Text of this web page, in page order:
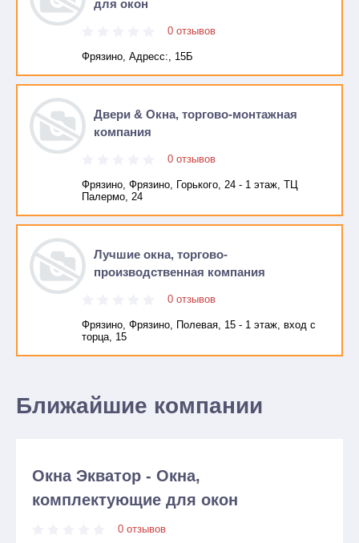
для окон
0 отзывов
Фрязино, Адресc:, 15Б
Двери & Окна, торгово-монтажная
компания
0 отзывов
Фрязино, Фрязино, Горького, 24 - 1 этаж, ТЦ
Палермо, 24
Лучшие окна, торгово-
производственная компания
0 отзывов
Фрязино, Фрязино, Полевая, 15 - 1 этаж, вход с
торца, 15
Ближайшие компании
Окна Экватор - Окна,
комплектующие для окон
0 отзывов